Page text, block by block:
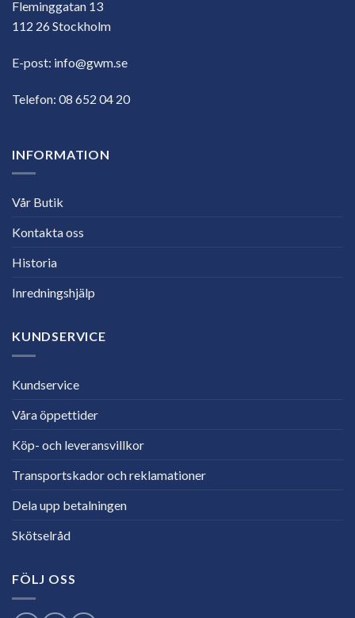
Fleminggatan 13
112 26 Stockholm
E-post: info@gwm.se
Telefon: 08 652 04 20
INFORMATION
Vår Butik
Kontakta oss
Historia
Inredningshjälp
KUNDSERVICE
Kundservice
Våra öppettider
Köp- och leveransvillkor
Transportskador och reklamationer
Dela upp betalningen
Skötselråd
FÖLJ OSS